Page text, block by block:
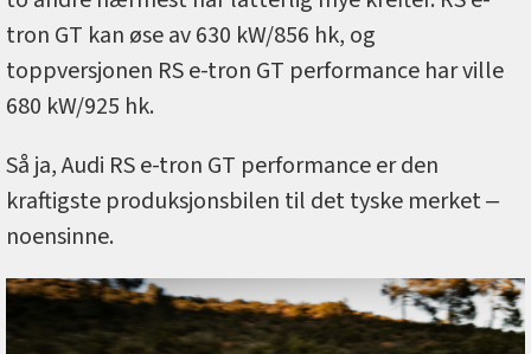
tron GT kan øse av 630 kW/856 hk, og
toppversjonen RS e-tron GT performance har ville
680 kW/925 hk.
Så ja, Audi RS e-tron GT performance er den
kraftigste produksjonsbilen til det tyske merket ‒
noensinne.